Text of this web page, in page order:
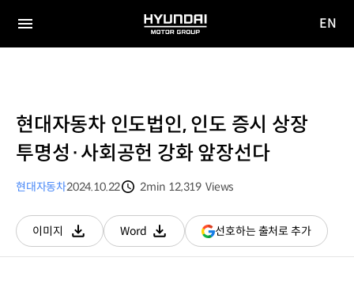
전체
HYUNDAI
MOTOR
EN
현대자동차 인도법인, 인도 증시 상장
투명성·사회공헌 강화 앞장선다
현대자동차2024.10.22
2min 12,319 Views
이미지
다운로드
Word
다운로드
선호하는 출처로 추가(새
창